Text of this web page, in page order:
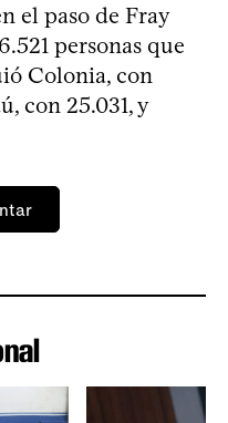
el paso de Fray
personas que
Colonia, con
con 25.031, y